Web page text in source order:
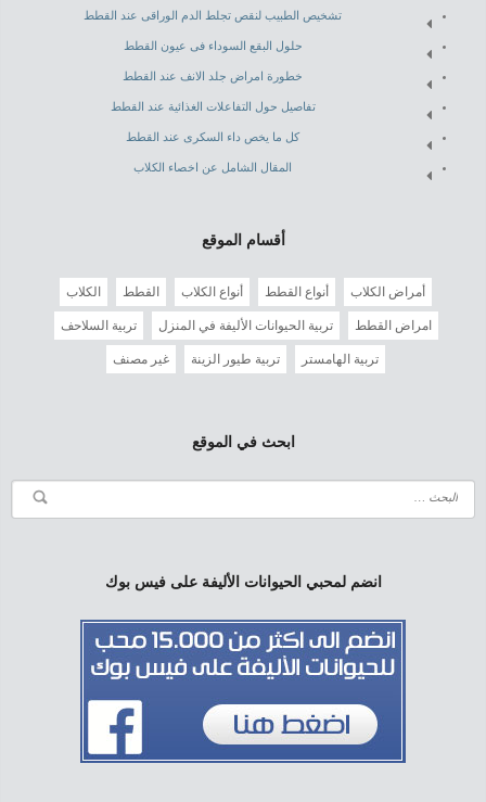
تشخيص الطبيب لنقص تجلط الدم الوراقى عند القطط
حلول البقع السوداء فى عيون القطط
خطورة امراض جلد الانف عند القطط
تفاصيل حول التفاعلات الغذائية عند القطط
كل ما يخص داء السكرى عند القطط
المقال الشامل عن اخصاء الكلاب
أقسام الموقع
أمراض الكلاب أنواع القطط أنواع الكلاب القطط الكلاب
امراض القطط تربية الحيوانات الأليفة في المنزل تربية السلاحف
تربية الهامستر تربية طيور الزينة غير مصنف
ابحث في الموقع
انضم لمحبي الحيوانات الأليفة على فيس بوك